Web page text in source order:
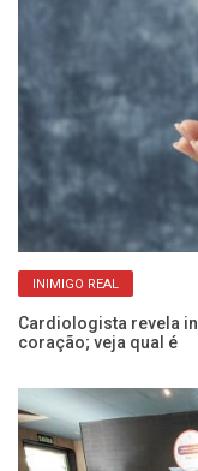
INIMIGO REAL
Cardiologista revela
coração; veja qual é